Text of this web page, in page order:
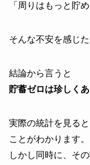
「周りはもっと貯
そんな不安を感じ
結論から言うと
貯蓄ゼロは珍しくあ
実際の統計を見る
ことがわかります。
しかし同時に、そ